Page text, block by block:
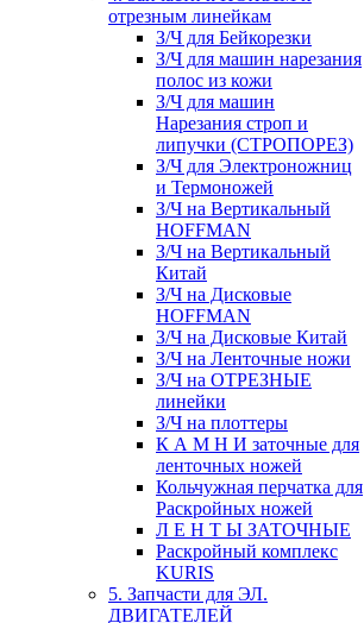
отрезным линейкам
З/Ч для Бейкорезки
З/Ч для машин нарезания
полос из кожи
З/Ч для машин
Нарезания строп и
липучки (СТРОПОРЕЗ)
З/Ч для Электроножниц
и Термоножей
З/Ч на Вертикальный
HOFFMAN
З/Ч на Вертикальный
Китай
З/Ч на Дисковые
HOFFMAN
З/Ч на Дисковые Китай
З/Ч на Ленточные ножи
З/Ч на ОТРЕЗНЫЕ
линейки
З/Ч на плоттеры
К А М Н И заточные для
ленточных ножей
Кольчужная перчатка для
Раскройных ножей
Л Е Н Т Ы ЗАТОЧНЫЕ
Раскройный комплекс
KURIS
5. Запчасти для ЭЛ.
ДВИГАТЕЛЕЙ